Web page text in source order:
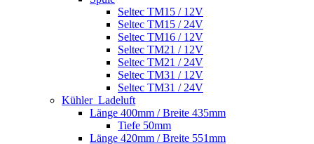
Seltec TM15 / 12V
Seltec TM15 / 24V
Seltec TM16 / 12V
Seltec TM21 / 12V
Seltec TM21 / 24V
Seltec TM31 / 12V
Seltec TM31 / 24V
Kühler_Ladeluft
Länge 400mm / Breite 435mm
Tiefe 50mm
Länge 420mm / Breite 551mm